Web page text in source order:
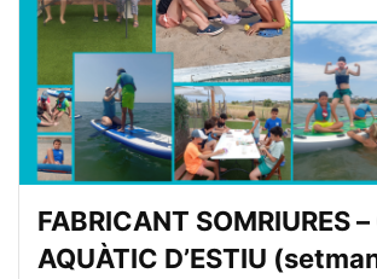
FABRICANT SOMRIURES
AQUÀTIC D’ESTIU